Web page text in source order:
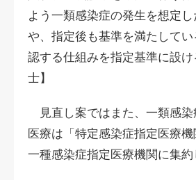
よう一類感染症の発生を想定
や、指定後も基準を満たして
認する仕組みを指定基準に設
士】
見直し案ではまた、一類感染
医療は「特定感染症指定医療
一種感染症指定医療機関に集約